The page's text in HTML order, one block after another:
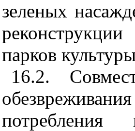
зеленых
парков
16.2.